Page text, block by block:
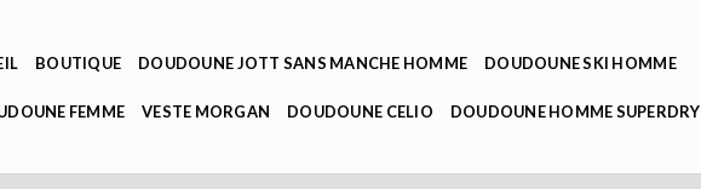
BOUTIQUE DOUDOUNE JOTT SANS MANCHE HOMME DOUDOUNE SKI HOMME
FEMME VESTE MORGAN DOUDOUNE CELIO DOUDOUNE HOMME SUPERDRY